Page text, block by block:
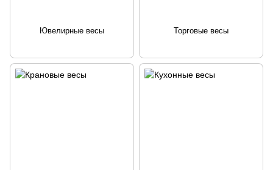
Ювелирные весы Торговые весы